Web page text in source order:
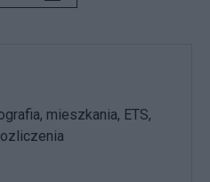
mieszkania, ETS,